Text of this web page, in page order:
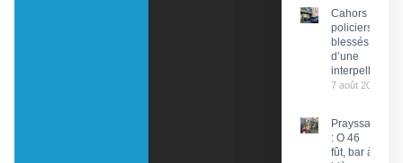
Cahors : Des
policiers
blessés lors
d’une
interpellation
7 août 2026
Prayssac
: O 46
fût, bar à